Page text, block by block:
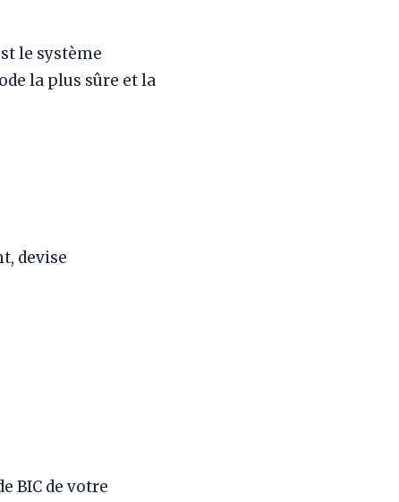
le système
la plus sûre et la
devise
BIC de votre